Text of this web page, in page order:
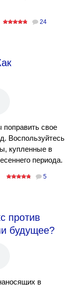
24
свое
Воспользуйтесь
купленные в
периода.
5
против
будущее?
в